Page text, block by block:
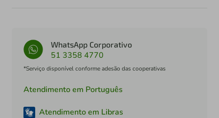
WhatsApp Corporativo
51 3358 4770
*Serviço disponível conforme adesão das cooperativas
Atendimento em Português
Atendimento em Libras